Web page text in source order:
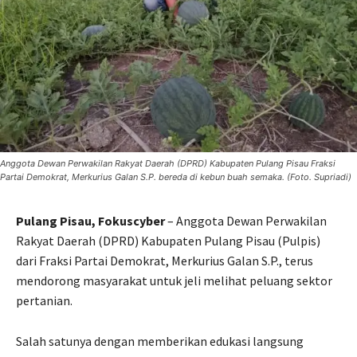
Anggota Dewan Perwakilan Rakyat Daerah (DPRD) Kabupaten Pulang Pisau Fraksi
Partai Demokrat, Merkurius Galan S.P. bereda di kebun buah semaka. (Foto. Supriadi)
Pulang Pisau, Fokuscyber– Anggota Dewan Perwakilan
Rakyat Daerah (DPRD) Kabupaten Pulang Pisau (Pulpis)
dari Fraksi Partai Demokrat, Merkurius Galan S.P., terus
mendorong masyarakat untuk jeli melihat peluang sektor
pertanian.
Salah satunya dengan memberikan edukasi langsung